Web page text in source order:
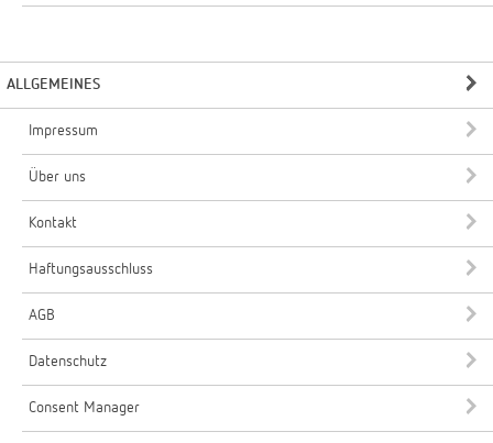
ALLGEMEINES
Impressum
Über uns
Kontakt
Haftungsausschluss
AGB
Datenschutz
Consent Manager